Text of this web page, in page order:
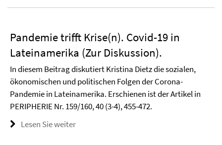
Pandemie trifft Krise(n). Covid-19 in
Lateinamerika (Zur Diskussion).
In diesem Beitrag diskutiert Kristina Dietz die sozialen,
ökonomischen und politischen Folgen der Corona-
Pandemie in Lateinamerika. Erschienen ist der Artikel in
PERIPHERIE Nr. 159/160, 40 (3-4), 455-472.
Lesen Sie weiter